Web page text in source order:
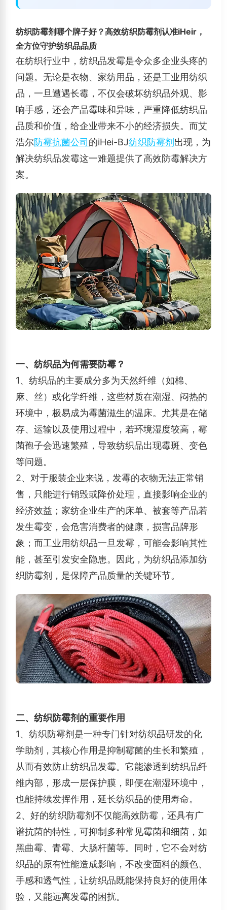
纺织防霉剂哪个牌子好？高效纺织防霉剂认准iHeir，
全方位守护纺织品品质
在纺织行业中，纺织品发霉是令众多企业头疼的
问题。无论是衣物、家纺用品，还是工业用纺织
品，一旦遭遇长霉，不仅会破坏纺织品外观、影
响手感，还会产品霉味和异味，严重降低纺织品
品质和价值，给企业带来不小的经济损失。而艾
浩尔防霉抗菌公司的iHei-BJ纺织防霉剂出现，为
解决纺织品发霉这一难题提供了高效防霉解决方
案。
一、纺织品为何需要防霉？
1、纺织品的主要成分多为天然纤维（如棉、
麻、丝）或化学纤维，这些材质在潮湿、闷热的
环境中，极易成为霉菌滋生的温床。尤其是在储
存、运输以及使用过程中，若环境湿度较高，霉
菌孢子会迅速繁殖，导致纺织品出现霉斑、变色
等问题。
2、对于服装企业来说，发霉的衣物无法正常销
售，只能进行销毁或降价处理，直接影响企业的
经济效益；家纺企业生产的床单、被套等产品若
发生霉变，会危害消费者的健康，损害品牌形
象；而工业用纺织品一旦发霉，可能会影响其性
能，甚至引发安全隐患。因此，为纺织品添加纺
织防霉剂，是保障产品质量的关键环节。
二、纺织防霉剂的重要作用
1、纺织防霉剂是一种专门针对纺织品研发的化
学助剂，其核心作用是抑制霉菌的生长和繁殖，
从而有效防止纺织品发霉。它能渗透到纺织品纤
维内部，形成一层保护膜，即便在潮湿环境中，
也能持续发挥作用，延长纺织品的使用寿命。
2、好的纺织防霉剂不仅能高效防霉，还具有广
谱抗菌的特性，可抑制多种常见霉菌和细菌，如
黑曲霉、青霉、大肠杆菌等。同时，它不会对纺
织品的原有性能造成影响，不改变面料的颜色、
手感和透气性，让纺织品既能保持良好的使用体
验，又能远离发霉的困扰。